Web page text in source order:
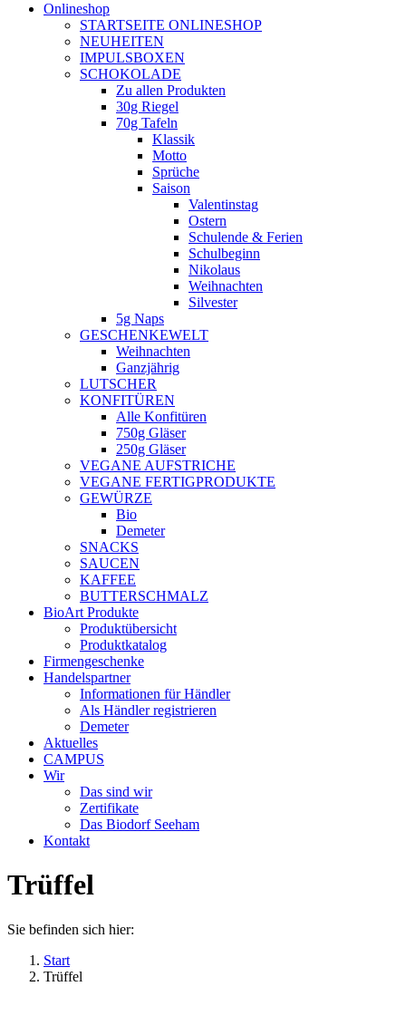
opensOnlineshop
STARTSEITE ONLINESHOP
NEUHEITEN
IMPULSBOXEN
SCHOKOLADE
Zu allen Produkten
30g Riegel
70g Tafeln
Klassik
Motto
Sprüche
Saison
Valentinstag
Ostern
Schulende & Ferien
Schulbeginn
Nikolaus
Weihnachten
Silvester
5g Naps
GESCHENKEWELT
Weihnachten
Ganzjährig
LUTSCHER
KONFITÜREN
Alle Konfitüren
750g Gläser
250g Gläser
VEGANE AUFSTRICHE
VEGANE FERTIGPRODUKTE
GEWÜRZE
Bio
Demeter
SNACKS
SAUCEN
KAFFEE
BUTTERSCHMALZ
BioArt Produkte
Produktübersicht
Produktkatalog
Firmengeschenke
Handelspartner
Informationen für Händler
Als Händler registrieren
Demeter
Aktuelles
CAMPUS
Wir
Das sind wir
Zertifikate
Das Biodorf Seeham
Kontakt
Trüffel
Sie befinden sich hier:
Start
Trüffel